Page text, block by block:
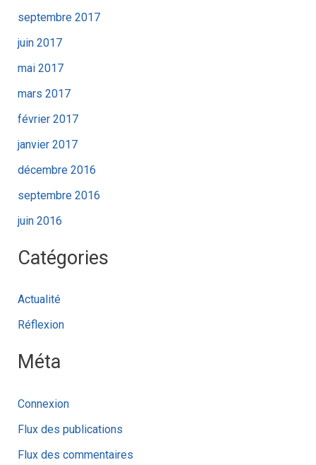
septembre 2017
juin 2017
mai 2017
mars 2017
février 2017
janvier 2017
décembre 2016
septembre 2016
juin 2016
Catégories
Actualité
Réflexion
Méta
Connexion
Flux des publications
Flux des commentaires